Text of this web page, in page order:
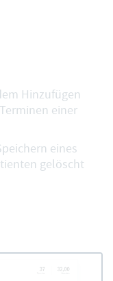
Hinzufügen
einer
eines
gelöscht